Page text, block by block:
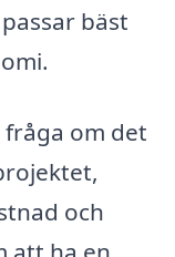
bäst
om det
och